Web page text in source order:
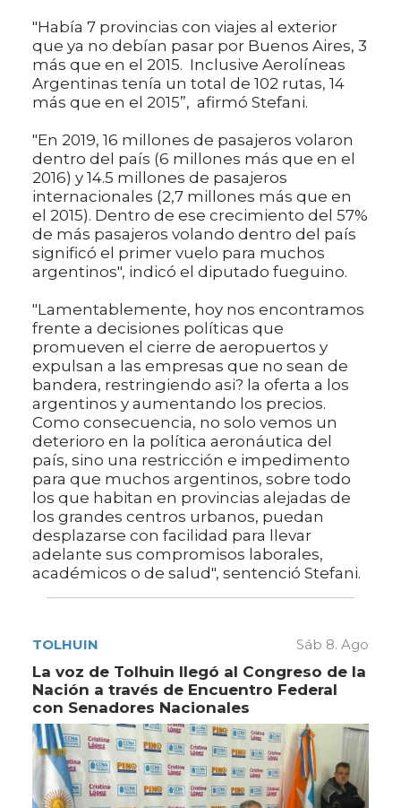
"Había 7 provincias con viajes al exterior
que ya no debían pasar por Buenos Aires, 3
más que en el 2015. Inclusive Aerolíneas
Argentinas tenía un total de 102 rutas, 14
más que en el 2015”, afirmó Stefani.
"En 2019, 16 millones de pasajeros volaron
dentro del país (6 millones más que en el
2016) y 14.5 millones de pasajeros
internacionales (2,7 millones más que en
el 2015). Dentro de ese crecimiento del 57%
de más pasajeros volando dentro del país
significó el primer vuelo para muchos
argentinos", indicó el diputado fueguino.
"Lamentablemente, hoy nos encontramos
frente a decisiones políticas que
promueven el cierre de aeropuertos y
expulsan a las empresas que no sean de
bandera, restringiendo asi? la oferta a los
argentinos y aumentando los precios.
Como consecuencia, no solo vemos un
deterioro en la política aeronáutica del
país, sino una restricción e impedimento
para que muchos argentinos, sobre todo
los que habitan en provincias alejadas de
los grandes centros urbanos, puedan
desplazarse con facilidad para llevar
adelante sus compromisos laborales,
académicos o de salud", sentenció Stefani.
TOLHUIN Sáb 8. Ago
La voz de Tolhuin llegó al Congreso de la
Nación a través de Encuentro Federal
con Senadores Nacionales